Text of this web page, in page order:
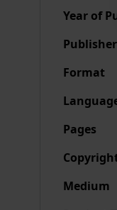
Year of
Publisher
Format
Pages
Medium